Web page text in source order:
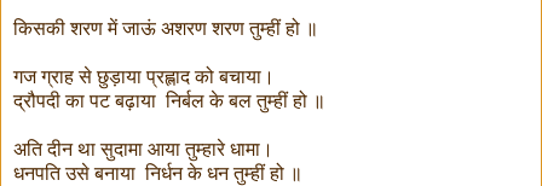
किसकी शरण में जाऊं अशरण शरण तुम्हीं हो ॥
गज ग्राह से छुड़ाया प्रह्लाद को बचाया।
द्रौपदी का पट बढ़ाया निर्बल के बल तुम्हीं हो ॥
अति दीन था सुदामा आया तुम्हारे धामा।
धनपति उसे बनाया निर्धन के धन तुम्हीं हो ॥